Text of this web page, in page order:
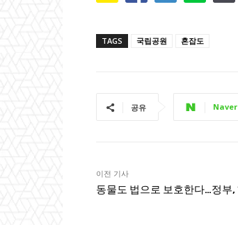
TAGS 국립공원 혼잡도
공유 Naver
이전 기사
동물도 법으로 보호한다…정부,